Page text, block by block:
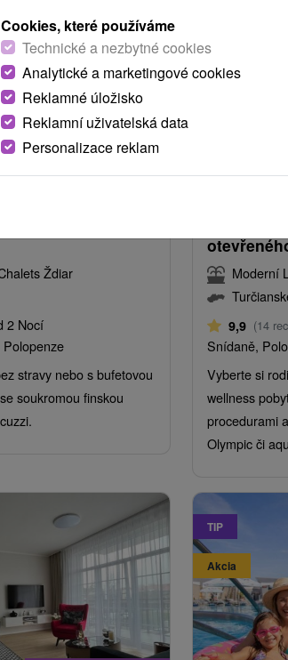
od1 341,53Kč
výhledem na
lokalitě obce
Ždiar
2 Nocí
stravy nebo s bufetovou
soukromou finskou
těsné
Moderní
9,9 (14
Snídaně,
Vyberte si
wellness
procedurami
Olympic či
TIP
Akcia
Cookies, které používáme
Technické a nezbytné cookies
Analytické a marketingové cookies
Reklamné úložisko
Reklamní uživatelská data
Personalizace reklam